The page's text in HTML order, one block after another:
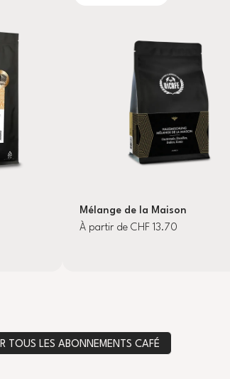
Mélange de la Maison
À partir de CHF 13.70
TOUS LES ABONNEMENTS CAFÉ